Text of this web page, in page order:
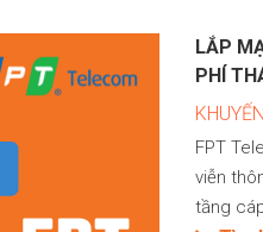
LẮP
PHÍ
FPT
viễn
tầng